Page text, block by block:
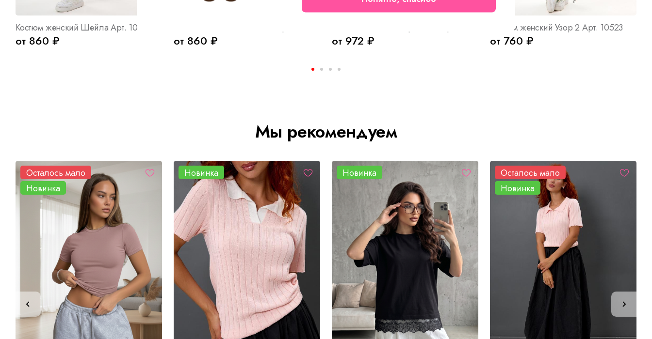
Костюм женский Шейла Арт. 10395
от 860 ₽ от 860 ₽ от 972 ₽
Костюм женский Узор 2 Арт. 10523
от 760 ₽
Мы рекомендуем
Осталось мало
Новинка
Новинка Новинка
Осталось мало
Новинка